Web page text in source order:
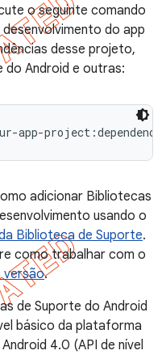
o seguinte comando
do app
desse projeto,
do Android e outras:
adicionar Bibliotecas
usando o
Biblioteca de Suporte.
como trabalhar com o
versão.
de Suporte do Android
básico da plataforma
4.0 (API de nível